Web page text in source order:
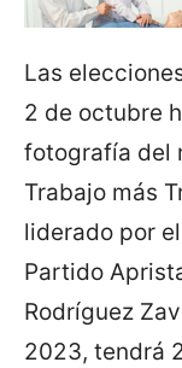
Las
2 de octubre
fotografía del
Trabajo más
liderado por
Partido
Rodríguez
2023, tendrá